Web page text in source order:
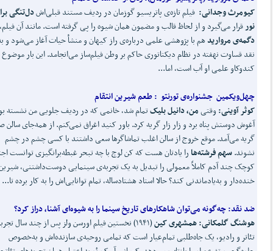
کیومرث وجدانی: فیلم تازه‌ی پاتریسیو گوزمان در ردیف مستند قبلی‌اشدلتنگی
نورقرار می‌گیرد و از لحاظ قالب و مضمون همان شیوه را پی گرفته است. مانند آن
دگمه‌ی مرواریدهم با پژوهشی علمی درباره‌ی راز کیهان و منشأ حیات آغاز می‌شود و
نقد قساوت نهفته در نظام دیکتاتوری حاکم بر وطن فیلم‌ساز می‌انجامد. این بار موضوع
کندوکاو علمی او آب است، اما...
چهلویکمین جشنواره‌ی تورنتو :طعم شیرین انتقام
کوثر آوینی: وقتیمن، دانیل بلیکتمام شد، خانمی که در ردیف جلویی من نشسته
آغوش دوستش پناه برد و زار زار گریه کرد. باور کنید اغراق نمی‌کنم. از همه‌جا‌ی
گریه می‌آمد. موقع خروج از سالن اغلب تماشاگرها سعی داشتند با کسی چشم در چشم
نشوند.سهم فرشتههارا یادتان هست که کن لوچ با چه تبحر غبطه‌برانگیزی توانست
کوچک چند آدم کاملاً معمولی را تبدیل به یک تجربه‌ی سینمایی دوست‌داشتنی،
خنده‌دار و به‌یادماندنی کند؟ حالا استاد هشتادساله، تمام توانایی‌‌اش را به کار برده تا...
ضد نقد: چهگونه میتوان شاهکارهای تاریخ سینما را به شیوهای آشنا، دراز کرد؟
هوشنگ گلمکانی: همشهری کین
(۱۹۴۱) نخستین فیلم اورسن ولز پس از چند سال
تئاتر و رادیو، یک جاه‌طلبی تمام‌عیار است که تمامی روحیه‌ی سازنده‌اش و به‌خصوص